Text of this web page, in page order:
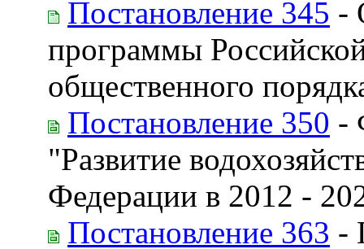
Постановление 345 -
программы
общественного
Постановление 350 -
"Развитие
Федерации в 2012 -
Постановление 363 -